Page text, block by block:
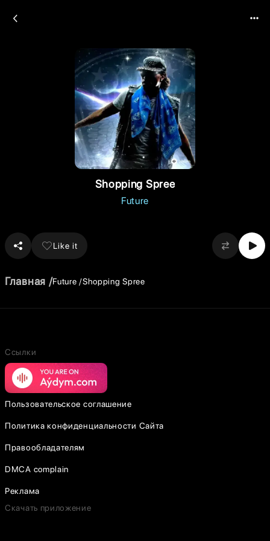
Shopping Spree
Future
Like it
Главная Future Shopping Spree
Ссылки
Пользовательское соглашение
Политика конфиденциальности Сайта
Правообладателям
DMCA complain
Реклама
Скачать приложение